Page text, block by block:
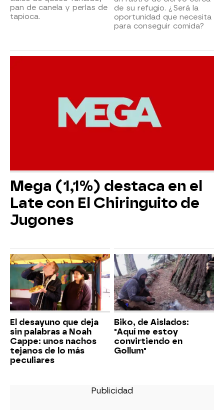
pan de canela y perlas de
tapioca.
de su refugio. ¿Será la
oportunidad que necesita
para conseguir comida?
Mega (1,1%) destaca en el
Late con El Chiringuito de
Jugones
El desayuno que deja
sin palabras a Noah
Cappe: unos nachos
tejanos de lo más
peculiares
Biko, de Aislados:
"Aquí me estoy
convirtiendo en
Gollum"